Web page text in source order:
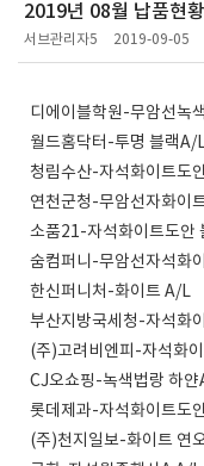
2019년 08월 납품현
서브관리자5 2019-09-05
디에이블학원-무암선녹
월드홈닥터-투명 블랙A/
청림수산-자석화이트도
연천군청-무암선자화이
소품21-자석화이트도안
숨컴퍼니-무암선자석화
한신퍼니처-화이트 A/L
부산지방국세청-자석화
(주)고려비엔피-자석화
CJ오쇼핑-녹색법랑 하
롯데제과-자석화이트도
(주)천지일보-화이트 연